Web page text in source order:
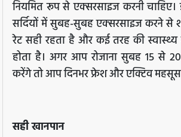
नियमित रूप से एक्सरसाइज करनी चाहिए।
सर्दियों में सुबह-सुबह एक्सरसाइज करने से
रेट सही रहता है और कई तरह की
होता है। अगर आप रोजाना सुबह 15 से
करेंगे तो आप दिनभर फ्रेश और एक्टिव
सही खानपान